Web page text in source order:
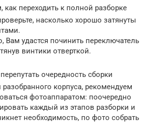
как переходить к полной разборке
насколько хорошо затянуты
Вам удастся починить переключатель
винтики отверткой.
очередность сборки
разобранного корпуса, рекомендуем
фотоаппаратом: поочередно
каждый из этапов разборки и
необходимость, по фото собрать